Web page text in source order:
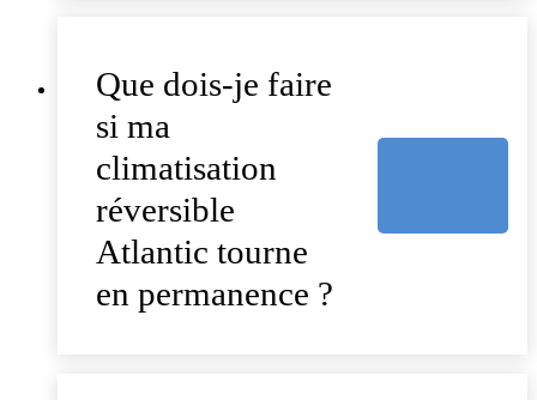
Que dois-je faire
si ma
climatisation
réversible
Atlantic tourne
en permanence ?